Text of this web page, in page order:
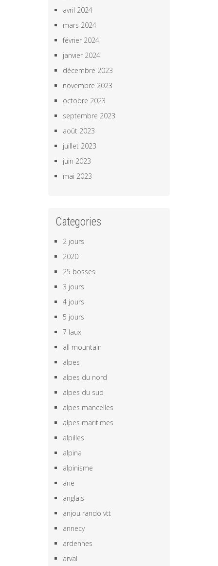
avril 2024
mars 2024
février 2024
janvier 2024
décembre 2023
novembre 2023
octobre 2023
septembre 2023
août 2023
juillet 2023
juin 2023
mai 2023
Categories
2 jours
2020
25 bosses
3 jours
4 jours
5 jours
7 laux
all mountain
alpes
alpes du nord
alpes du sud
alpes mancelles
alpes maritimes
alpilles
alpina
alpinisme
ane
anglais
anjou rando vtt
annecy
ardennes
arval